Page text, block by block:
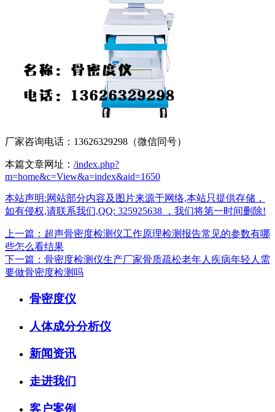
厂家咨询电话：13626329298（微信同号）
本篇文章网址： /index.php?
m=home&c=View&a=index&aid=1650
本站声明:网站部分内容及图片来源于网络,本站只提供存储，
如有侵权,请联系我们,QQ: 325925638 ，我们将第一时间删除!
上一篇：超声骨密度检测仪工作原理检测报告常见的参数有哪
些怎么看结果
下一篇：骨密度检测仪生产厂家骨质疏松老年人疾病年轻人需
要做骨密度检测吗
骨密度仪
人体成分分析仪
新闻资讯
走进我们
客户案例